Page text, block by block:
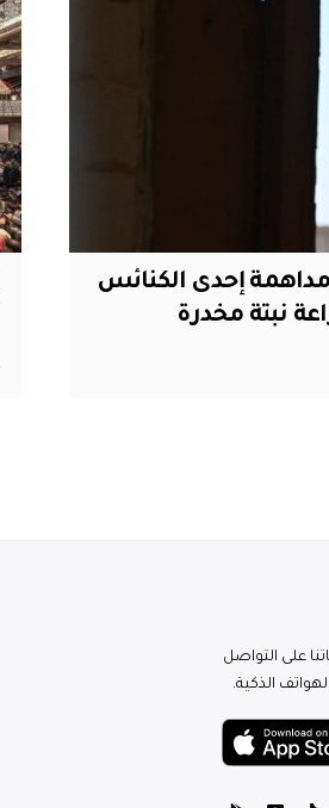
إحدى الكنائس
نبتة مخدرة
على التواصل
الذكية.